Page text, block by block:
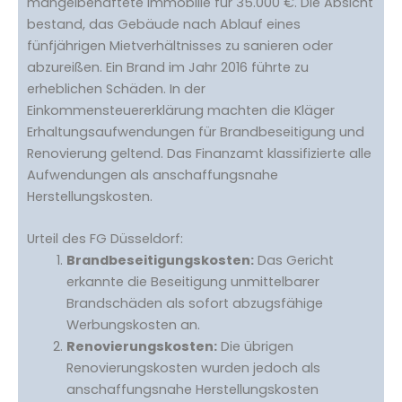
bestand, das Gebäude nach Ablauf eines
fünfjährigen Mietverhältnisses zu sanieren oder
abzureißen. Ein Brand im Jahr 2016 führte zu
erheblichen Schäden. In der
Einkommensteuererklärung machten die Kläger
Erhaltungsaufwendungen für Brandbeseitigung und
Renovierung geltend. Das Finanzamt klassifizierte alle
Aufwendungen als anschaffungsnahe
Herstellungskosten.
Urteil des FG Düsseldorf:
Brandbeseitigungskosten:Das Gericht
erkannte die Beseitigung unmittelbarer
Brandschäden als sofort abzugsfähige
Werbungskosten an.
Renovierungskosten:Die übrigen
Renovierungskosten wurden jedoch als
anschaffungsnahe Herstellungskosten